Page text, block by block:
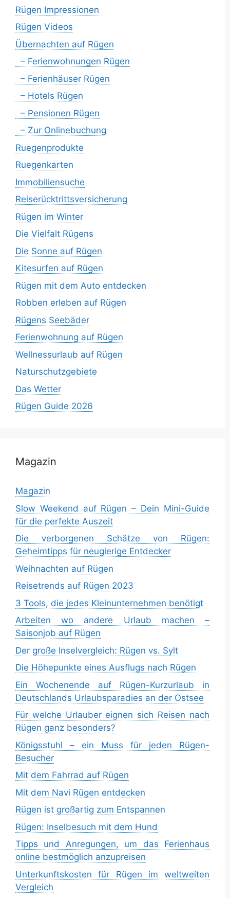
Rügen Impressionen
Rügen Videos
Übernachten auf Rügen
– Ferienwohnungen Rügen
– Ferienhäuser Rügen
– Hotels Rügen
– Pensionen Rügen
– Zur Onlinebuchung
Ruegenprodukte
Ruegenkarten
Immobiliensuche
Reiserücktrittsversicherung
Rügen im Winter
Die Vielfalt Rügens
Die Sonne auf Rügen
Kitesurfen auf Rügen
Rügen mit dem Auto entdecken
Robben erleben auf Rügen
Rügens Seebäder
Ferienwohnung auf Rügen
Wellnessurlaub auf Rügen
Naturschutzgebiete
Das Wetter
Rügen Guide 2026
Magazin
Magazin
Slow Weekend auf Rügen – Dein Mini-Guide
für die perfekte Auszeit
Die verborgenen Schätze von Rügen:
Geheimtipps für neugierige Entdecker
Weihnachten auf Rügen
Reisetrends auf Rügen 2023
3 Tools, die jedes Kleinunternehmen benötigt
Arbeiten wo andere Urlaub machen –
Saisonjob auf Rügen
Der große Inselvergleich: Rügen vs. Sylt
Die Höhepunkte eines Ausflugs nach Rügen
Ein Wochenende auf Rügen-Kurzurlaub in
Deutschlands Urlaubsparadies an der Ostsee
Für welche Urlauber eignen sich Reisen nach
Rügen ganz besonders?
Königsstuhl – ein Muss für jeden Rügen-
Besucher
Mit dem Fahrrad auf Rügen
Mit dem Navi Rügen entdecken
Rügen ist großartig zum Entspannen
Rügen: Inselbesuch mit dem Hund
Tipps und Anregungen, um das Ferienhaus
online bestmöglich anzupreisen
Unterkunftskosten für Rügen im weltweiten
Vergleich